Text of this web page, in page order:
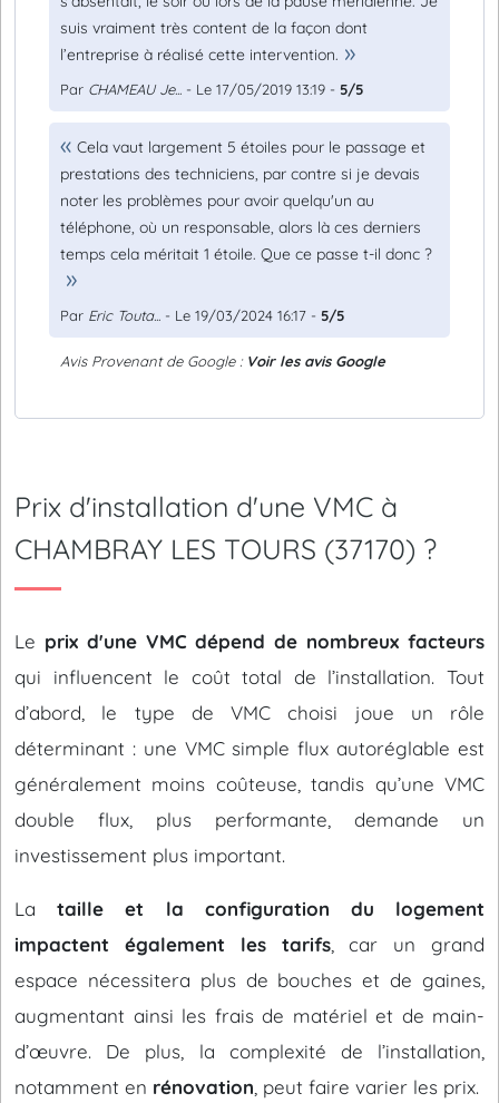
suis vraiment très content de la façon dont
l’entreprise à réalisé cette intervention.
Par CHAMEAU Je... - Le 17/05/2019 13:19 - 5/5
Cela vaut largement 5 étoiles pour le passage et
prestations des techniciens, par contre si je devais
noter les problèmes pour avoir quelqu'un au
téléphone, où un responsable, alors là ces derniers
temps cela méritait 1 étoile. Que ce passe t-il donc ?
Par Eric Touta... - Le 19/03/2024 16:17 - 5/5
Avis Provenant de Google : Voir les avis Google
Prix d'installation d'une VMC à
CHAMBRAY LES TOURS (37170) ?
Le prix d'une VMC dépend de nombreux facteurs
qui influencent le coût total de l’installation. Tout
d’abord, le type de VMC choisi joue un rôle
déterminant : une VMC simple flux autoréglable est
généralement moins coûteuse, tandis qu’une VMC
double flux, plus performante, demande un
investissement plus important.
Lataille et la configuration du logement
impactent également les tarifs, car un grand
espace nécessitera plus de bouches et de gaines,
augmentant ainsi les frais de matériel et de main-
d’œuvre. De plus, la complexité de l’installation,
notamment en rénovation , peut faire varier les prix.